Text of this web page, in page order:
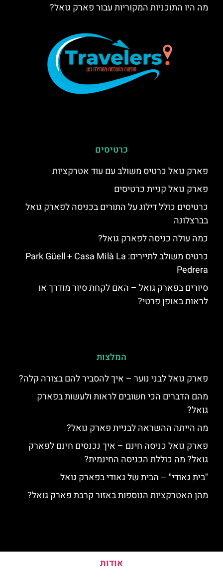
מה היו התוכניות המקוריות עבור פארק גואל?
כרטיסים
פארק גואל כרטיס משולב עם עוד אטרקציות
פארק גואל קניית כרטיסים
כרטיסים כולל דילוג על התורים בכניסה לפארק גואל
בברצלונה
כמה עולה כניסה לפארק גואל?
כרטיס משולב לתיירים: Park Güell + Casa Milà La
Pedrera
סיורים בפארק גואל – האם לקחת סיור מודרך או
לראות באופן פרטי?
המלצות
פארק גואל לבני נוער – איך להסביר להם בצורה קלה?
מהם הדברים הכי חשובים לראות ולעשות בפארק
גואל?
מה הייתה ההשראה לבניית פארק גואל?
פארק גואל כניסה חינם – איך נכנסים חינם לפארק
גואל? מה כוללת הכניסה החינמית?
"בית גאודי" – הבית של גאודי בפארק גואל
מהן האטרקציות הנוספות באזור קרבת פארק גואל?
אודות